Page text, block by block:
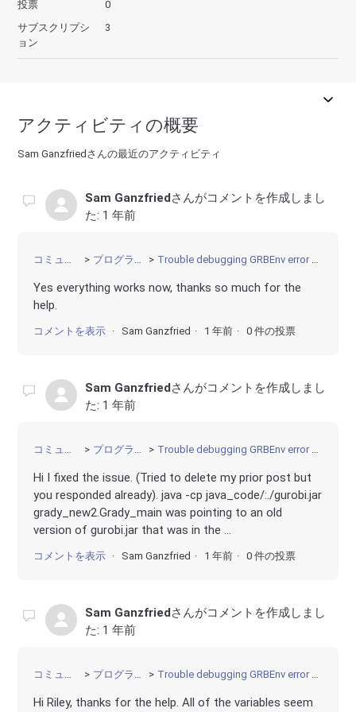
投票
0
サブスクリプシ
ョン
3
アクティビティの概要
Sam Ganzfriedさんの最近のアクティビティ
Sam Ganzfriedさんがコメントを作成しまし
た: 1 年前
コミュニティ プログラミング Trouble debugging GRBEnv error on web server
Yes everything works now, thanks so much for the
help.
コメントを表示 Sam Ganzfried 1 年前 0 件の投票
Sam Ganzfriedさんがコメントを作成しまし
た: 1 年前
コミュニティ プログラミング Trouble debugging GRBEnv error on web server
Hi I fixed the issue. (Tried to delete my prior post but
you responded already). java -cp java_code/:./gurobi.jar
grady_new2.Grady_main was pointing to an old
version of gurobi.jar that was in the ...
コメントを表示 Sam Ganzfried 1 年前 0 件の投票
Sam Ganzfriedさんがコメントを作成しまし
た: 1 年前
コミュニティ プログラミング Trouble debugging GRBEnv error on web server
Hi Riley, thanks for the help. All of the variables seem